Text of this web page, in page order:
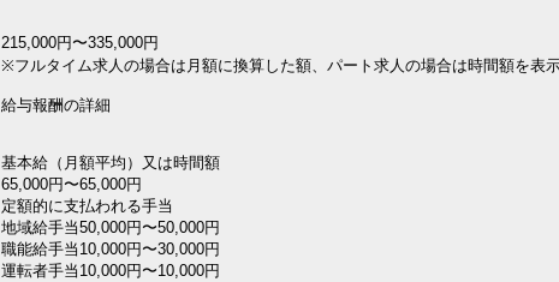
215,000円〜335,000円
※フルタイム求人の場合は月額に換算した額、パート求人の場合は時間額を表
給与報酬の詳細
基本給（月額平均）又は時間額
65,000円〜65,000円
定額的に支払われる手当
地域給手当50,000円〜50,000円
職能給手当10,000円〜30,000円
運転者手当10,000円〜10,000円